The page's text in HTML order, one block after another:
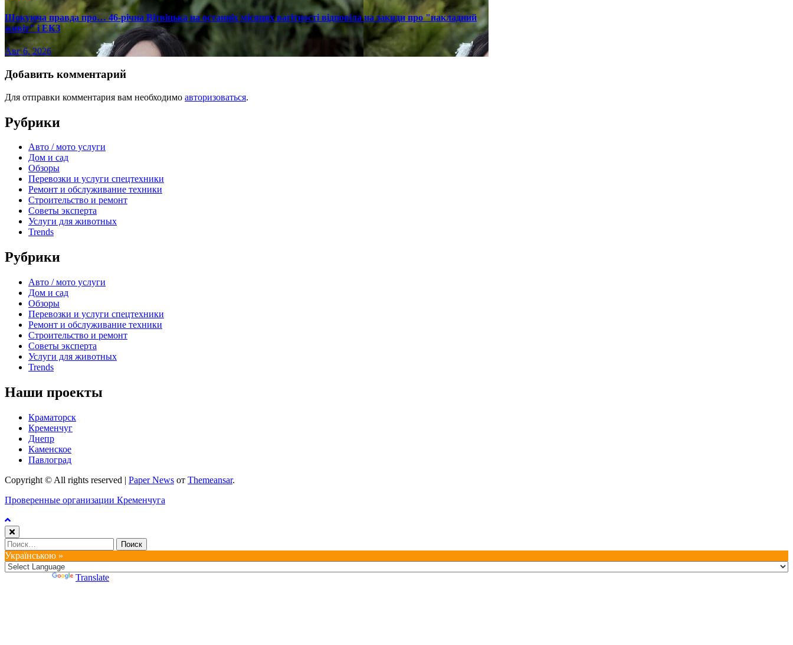
Шокуюча правда про… 46-річна Вітвіцька на останніх місяцях вагітності відповіла на закиди про "накладний
живіт" і ЕКЗ
Авг 6, 2026
Добавить комментарий
Для отправки комментария вам необходимо авторизоваться.
Рубрики
Авто / мото услуги
Дом и сад
Обзоры
Перевозки и услуги спецтехники
Ремонт и обслуживание техники
Строительство и ремонт
Советы эксперта
Услуги для животных
Trends
Рубрики
Авто / мото услуги
Дом и сад
Обзоры
Перевозки и услуги спецтехники
Ремонт и обслуживание техники
Строительство и ремонт
Советы эксперта
Услуги для животных
Trends
Наши проекты
Краматорск
Кременчуг
Днепр
Каменское
Павлоград
Copyright © All rights reserved | Paper News от Themeansar.
Проверенные организации Кременчуга
Найти:
Українською »
Translate